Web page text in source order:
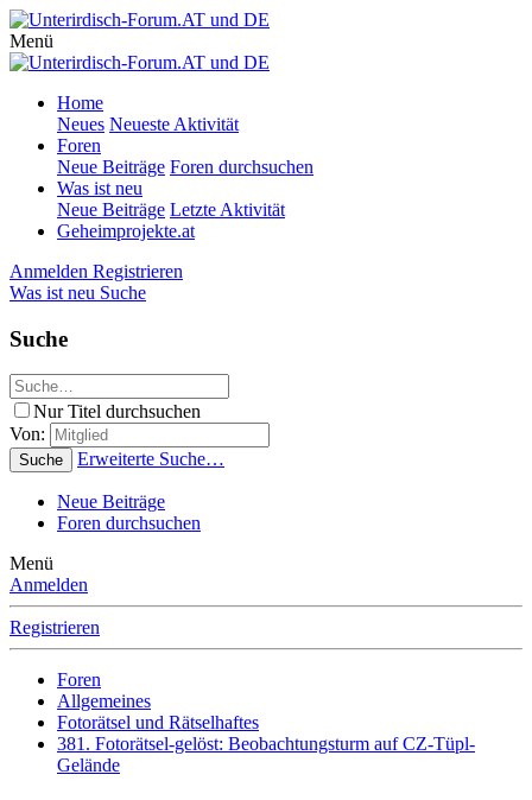
Menü
Home
Neues Neueste Aktivität
Foren
Neue Beiträge Foren durchsuchen
Was ist neu
Neue Beiträge Letzte Aktivität
Geheimprojekte.at
Anmelden Registrieren
Was ist neu Suche
Suche
Nur Titel durchsuchen
Von:
Suche Erweiterte Suche…
Neue Beiträge
Foren durchsuchen
Menü
Anmelden
Registrieren
Foren
Allgemeines
Fotorätsel und Rätselhaftes
381. Fotorätsel-gelöst: Beobachtungsturm auf CZ-Tüpl-
Gelände